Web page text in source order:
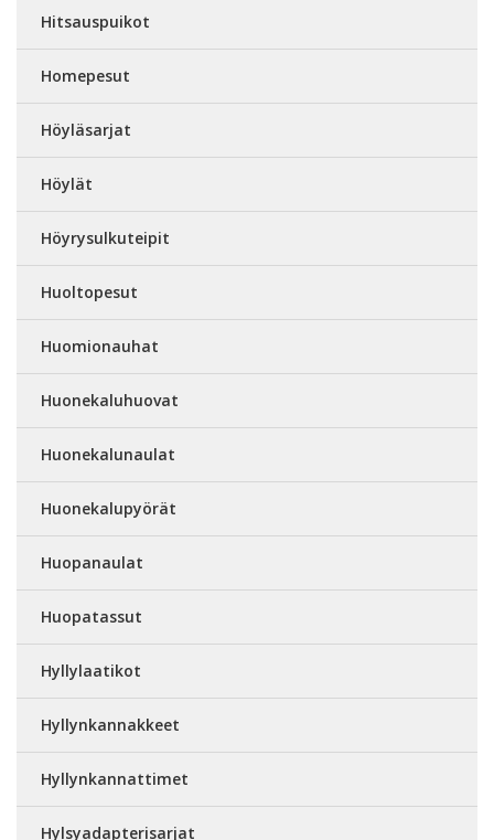
Hitsauspuikot
Homepesut
Höyläsarjat
Höylät
Höyrysulkuteipit
Huoltopesut
Huomionauhat
Huonekaluhuovat
Huonekalunaulat
Huonekalupyörät
Huopanaulat
Huopatassut
Hyllylaatikot
Hyllynkannakkeet
Hyllynkannattimet
Hylsyadapterisarjat